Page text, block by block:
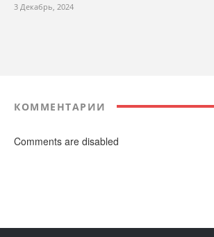
3 Декабрь, 2024
КОММЕНТАРИИ
Comments are disabled